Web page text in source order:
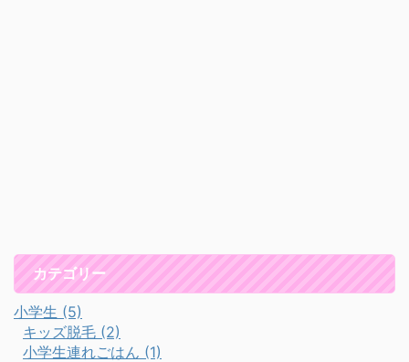
カテゴリー
小学生 (5)
キッズ脱毛 (2)
小学生連れごはん (1)